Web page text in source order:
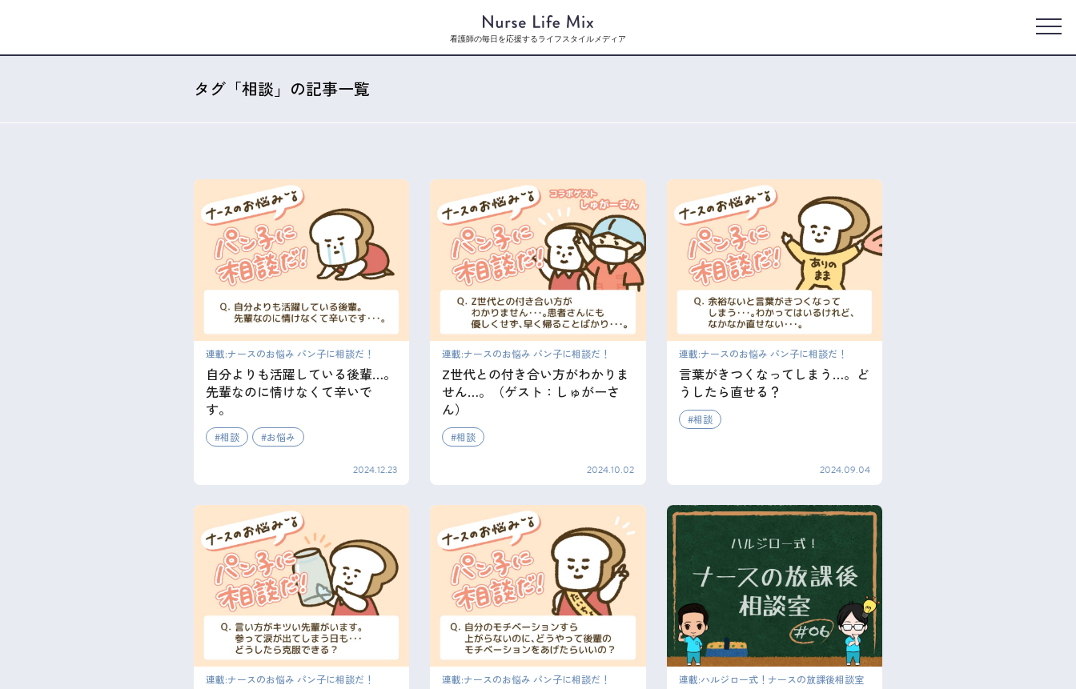
看護師の毎日を応援するライフスタイルメディア
タグ「相談」の記事一覧
連載:ナースのお悩み パン子に相談だ！
自分よりも活躍している後輩…。
先輩なのに情けなくて辛いで
す。
相談 お悩み
2024.12.23
連載:ナースのお悩み パン子に相談だ！
Z世代との付き合い方がわかりま
せん…。（ゲスト：しゅがーさ
ん）
相談
2024.10.02
連載:ナースのお悩み パン子に相談だ！
言葉がきつくなってしまう…。ど
うしたら直せる？
相談
2024.09.04
連載:ナースのお悩み パン子に相談だ！ 連載:ナースのお悩み パン子に相談だ！ 連載:ハルジロー式！ナースの放課後相談室